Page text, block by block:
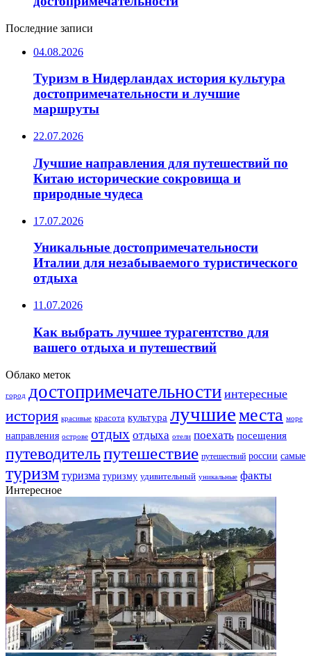
Последние записи
04.08.2026
Туризм в Нидерландах история культура
достопримечательности и лучшие
маршруты
22.07.2026
Лучшие направления для путешествий по
Китаю исторические сокровища и
природные чудеса
17.07.2026
Уникальные достопримечательности
Италии для незабываемого туристического
отдыха
11.07.2026
Как выбрать лучшее турагентство для
вашего отдыха и путешествий
Облако меток
город достопримечательности интересные
история красивые красота культура лучшиеместа море
направления острове отдых отдыха отели поехать посещения
путеводительпутешествие путешествий россии самые
туризм туризма туризму удивительный уникальные факты
Интересное